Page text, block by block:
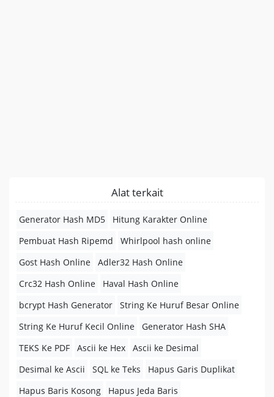
Alat terkait
Generator Hash MD5
Hitung Karakter Online
Pembuat Hash Ripemd
Whirlpool hash online
Gost Hash Online
Adler32 Hash Online
Crc32 Hash Online
Haval Hash Online
bcrypt Hash Generator
String Ke Huruf Besar Online
String Ke Huruf Kecil Online
Generator Hash SHA
TEKS Ke PDF
Ascii ke Hex
Ascii ke Desimal
Desimal ke Ascii
SQL ke Teks
Hapus Garis Duplikat
Hapus Baris Kosong
Hapus Jeda Baris